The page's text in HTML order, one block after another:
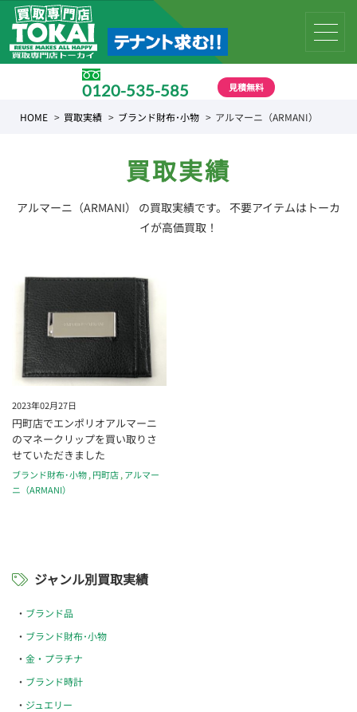
0120-535-585 見積無料
HOME 買取実績 ブランド財布･小物 アルマーニ（ARMANI）
買取実績
アルマーニ（ARMANI） の買取実績です。 不要アイテムはトーカ
イが高価買取！
2023年02月27日
円町店でエンポリオアルマーニ
のマネークリップを買い取りさ
せていただきました
ブランド財布･小物,円町店,アルマー
ニ（ARMANI）
ジャンル別買取実績
ブランド品
ブランド財布･小物
金・プラチナ
ブランド時計
ジュエリー